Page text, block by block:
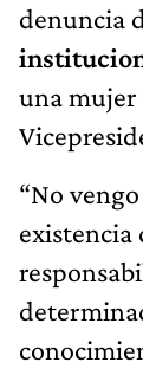
denuncia
una mujer
“No